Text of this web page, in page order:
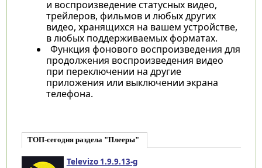
и воспроизведение статусных видео,
трейлеров, фильмов и любых других
видео, хранящихся на вашем устройстве,
в любых поддерживаемых форматах.
Функция фонового воспроизведения для
продолжения воспроизведения видео
при переключении на другие
приложения или выключении экрана
телефона.
ТОП-сегодня раздела "Плееры"
Televizo 1.9.9.13-g